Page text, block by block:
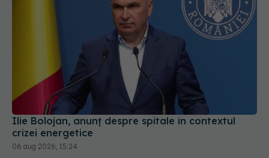
Ilie Bolojan, anunț despre spitale în contextul
crizei energetice
06 aug 2026, 15:24